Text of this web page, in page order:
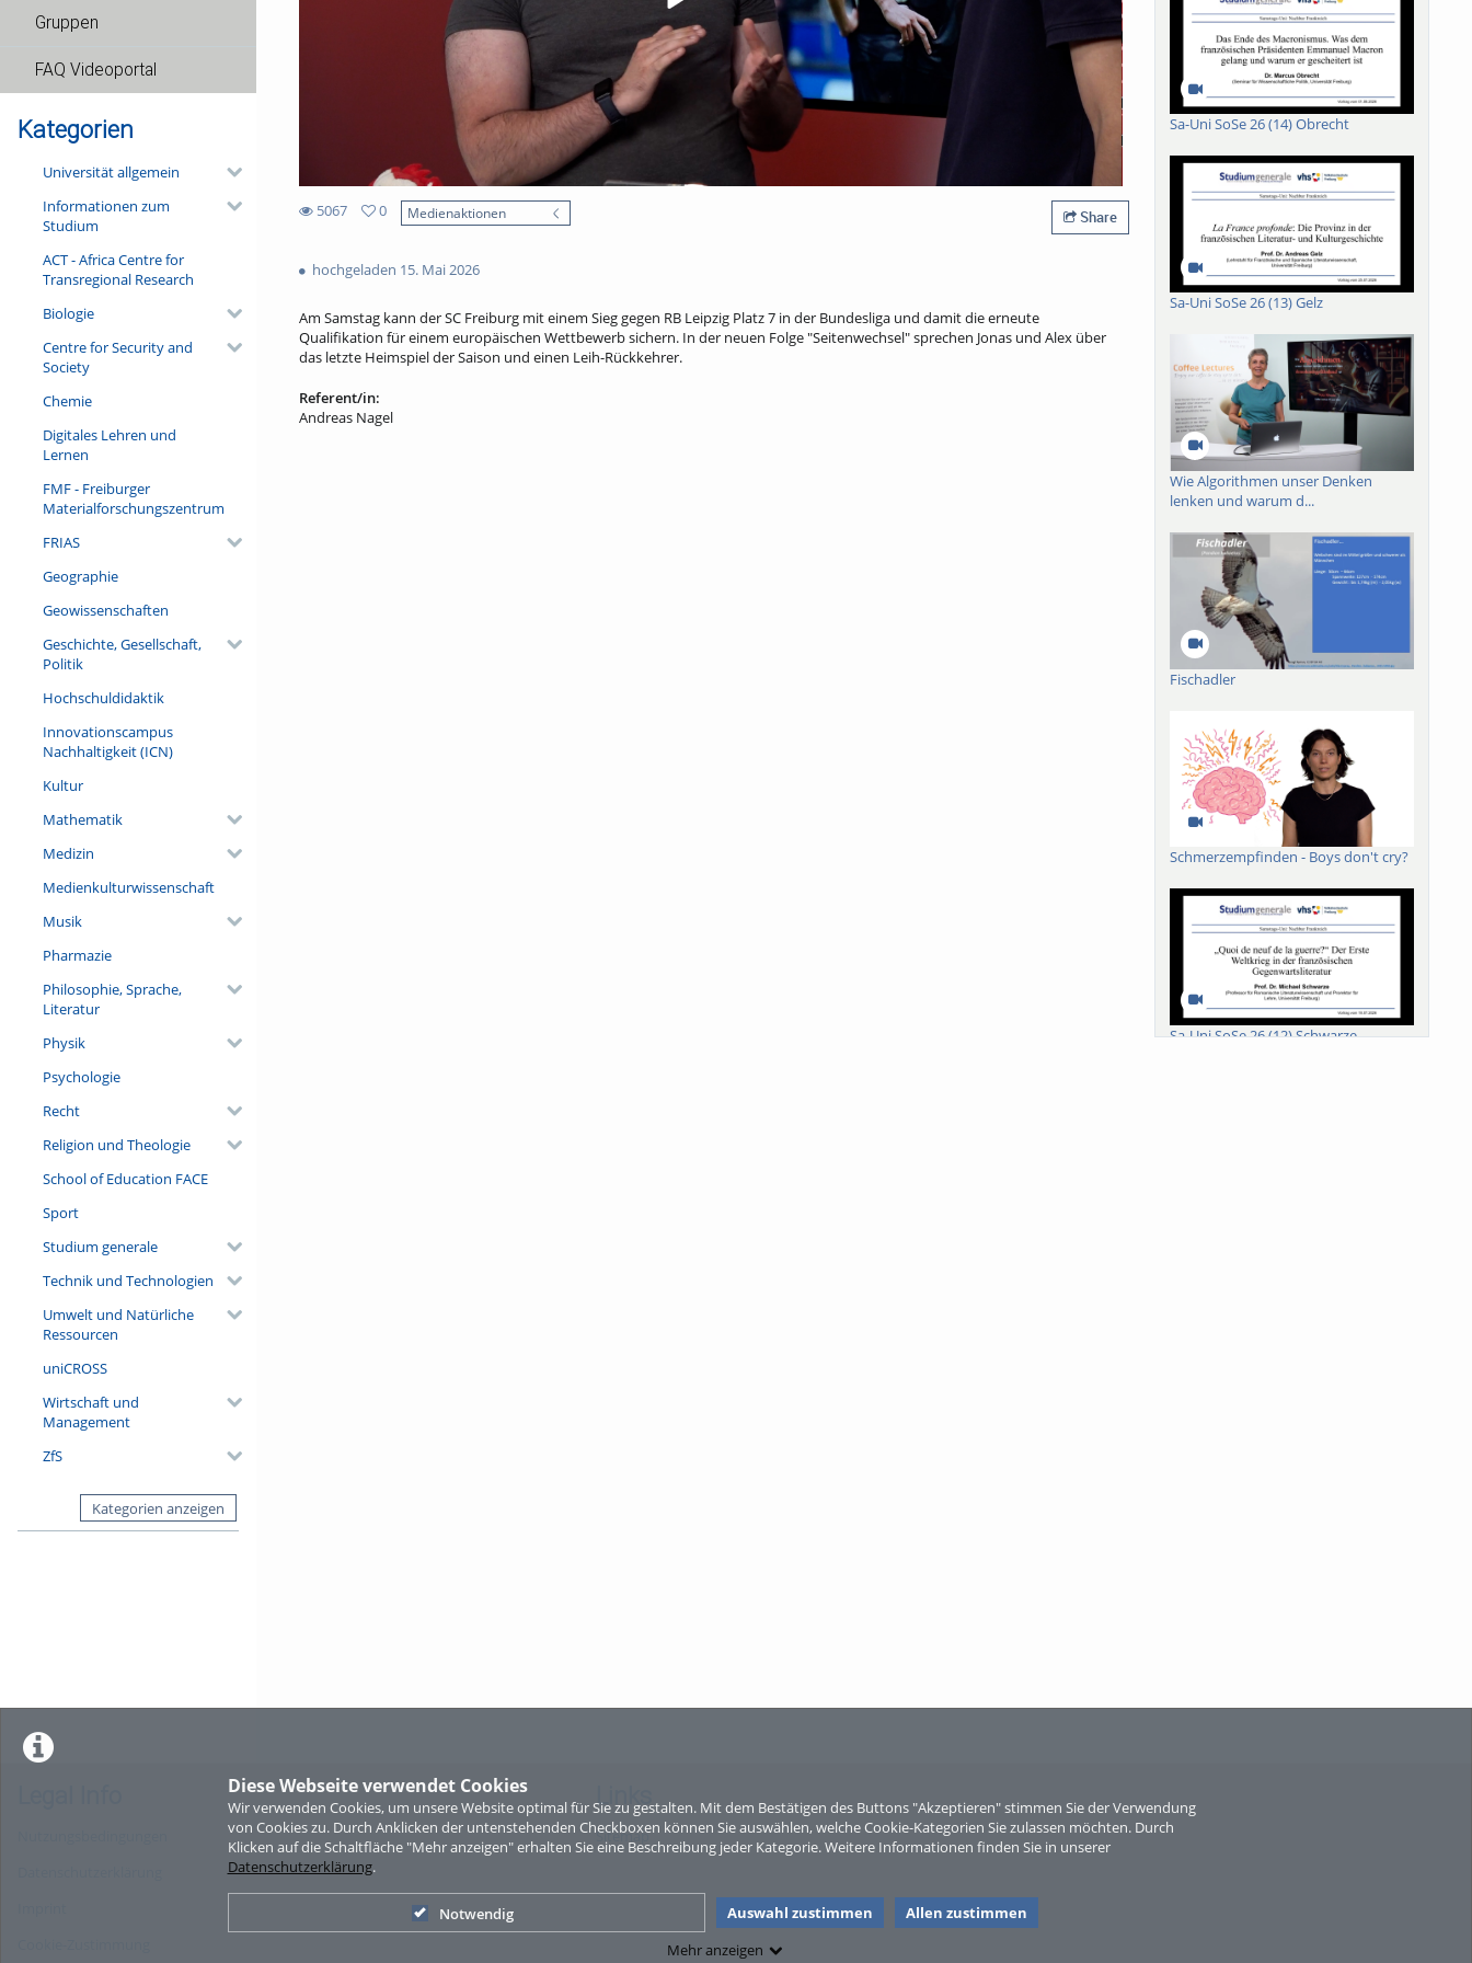
Diese Webseite verwendet Cookies
Wir verwenden Cookies, um unsere Website optimal für Sie zu gestalten. Mit dem Bestätigen des Buttons "Akzeptieren" stimmen Sie der Verwendung
von Cookies zu. Durch Anklicken der untenstehenden Checkboxen können Sie auswählen, welche Cookie-Kategorien Sie zulassen möchten. Durch
Klicken auf die Schaltfläche "Mehr anzeigen" erhalten Sie eine Beschreibung jeder Kategorie. Weitere Informationen finden Sie in unserer
Datenschutzerklärung.
Notwendig Auswahl zustimmen
Allen zustimmen
Mehr anzeigen
Gruppen
FAQ Videoportal
Kategorien
Universität allgemein
Informationen zum
Studium
ACT - Africa Centre for
Transregional Research
Biologie
Centre for Security and
Society
Chemie
Digitales Lehren und
Lernen
FMF - Freiburger
Materialforschungszentrum
FRIAS
Geographie
Geowissenschaften
Geschichte, Gesellschaft,
Politik
Hochschuldidaktik
Innovationscampus
Nachhaltigkeit (ICN)
Kultur
Mathematik
Medizin
Medienkulturwissenschaft
Musik
Pharmazie
Philosophie, Sprache,
Literatur
Physik
Psychologie
Recht
Religion und Theologie
School of Education FACE
Sport
Studium generale
Technik und Technologien
Umwelt und Natürliche
Ressourcen
uniCROSS
Wirtschaft und
Management
ZfS
Kategorien anzeigen
5067
views
0
Medienaktionen Share
hochgeladen 15. Mai 2026
Am Samstag kann der SC Freiburg mit einem Sieg gegen RB Leipzig Platz 7 in der Bundesliga und damit die erneute
Qualifikation für einem europäischen Wettbewerb sichern. In der neuen Folge "Seitenwechsel" sprechen Jonas und Alex über
das letzte Heimspiel der Saison und einen Leih-Rückkehrer.
Referent/in:
Andreas Nagel
Sa-Uni SoSe 26 (14) Obrecht
Sa-Uni SoSe 26 (13) Gelz
Wie Algorithmen unser Denken
lenken und warum d...
Fischadler
Schmerzempfinden - Boys don't cry?
Sa-Uni SoSe 26 (12) Schwarze
Sperber
Links
Sitemap